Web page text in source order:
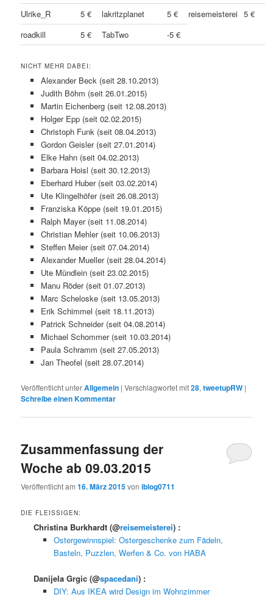
Ulrike_R
5 € lakritzplanet 5 € reisemeisterei 5 €
roadkill
5 € TabTwo -5 €
NICHT MEHR DABEI:
Alexander Beck (seit 28.10.2013)
Judith Böhm (seit 26.01.2015)
Martin Eichenberg (seit 12.08.2013)
Holger Epp (seit 02.02.2015)
Christoph Funk (seit 08.04.2013)
Gordon Geisler (seit 27.01.2014)
Elke Hahn (seit 04.02.2013)
Barbara Hoisl (seit 30.12.2013)
Eberhard Huber (seit 03.02.2014)
Ute Klingelhöfer (seit 26.08.2013)
Franziska Köppe (seit 19.01.2015)
Ralph Mayer (seit 11.08.2014)
Christian Mehler (seit 10.06.2013)
Steffen Meier (seit 07.04.2014)
Alexander Mueller (seit 28.04.2014)
Ute Mündlein (seit 23.02.2015)
Manu Röder (seit 01.07.2013)
Marc Scheloske (seit 13.05.2013)
Erik Schimmel (seit 18.11.2013)
Patrick Schneider (seit 04.08.2014)
Michael Schommer (seit 10.03.2014)
Paula Schramm (seit 27.05.2013)
Jan Theofel (seit 28.07.2014)
Veröffentlicht unterAllgemein |Verschlagwortet mit28,tweetupRW |
Schreibe einen Kommentar
Zusammenfassung der
Woche ab 09.03.2015
Veröffentlicht am16. März 2015voniblog0711
DIE FLEISSIGEN:
Christina Burkhardt(@reisemeisterei) :
Ostergewinnspiel: Ostergeschenke zum Fädeln,
Basteln, Puzzlen, Werfen & Co. von HABA
Danijela Grgic(@spacedani) :
DIY: Aus IKEA wird Design im Wohnzimmer